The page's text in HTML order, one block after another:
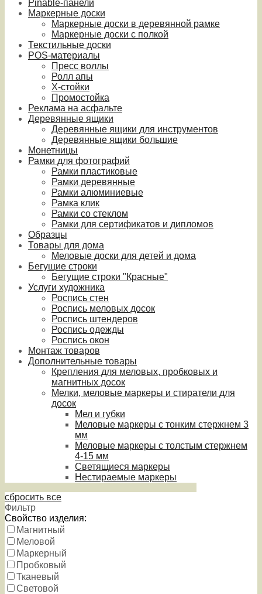
Pinable-панели
Маркерные доски
Маркерные доски в деревянной рамке
Маркерные доски с полкой
Текстильные доски
POS-материалы
Пресс воллы
Ролл апы
Х-стойки
Промостойка
Реклама на асфальте
Деревянные ящики
Деревянные ящики для инструментов
Деревянные ящики большие
Монетницы
Рамки для фотографий
Рамки пластиковые
Рамки деревянные
Рамки алюминиевые
Рамка клик
Рамки со стеклом
Рамки для сертификатов и дипломов
Образцы
Товары для дома
Меловые доски для детей и дома
Бегущие строки
Бегущие строки "Красные"
Услуги художника
Роспись стен
Роспись меловых досок
Роспись штендеров
Роспись одежды
Роспись окон
Монтаж товаров
Дополнительные товары
Крепления для меловых, пробковых и
магнитных досок
Мелки, меловые маркеры и стиратели для
досок
Мел и губки
Меловые маркеры с тонким стержнем 3
мм
Меловые маркеры с толстым стержнем
4-15 мм
Светящиеся маркеры
Нестираемые маркеры
сбросить все
Фильтр
Свойство изделия:
Магнитный
Меловой
Маркерный
Пробковый
Тканевый
Световой